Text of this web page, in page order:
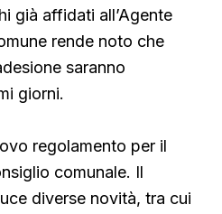
già affidati all’Agente
rende noto che
saranno
giorni.
regolamento per il
comunale. Il
diverse novità, tra cui